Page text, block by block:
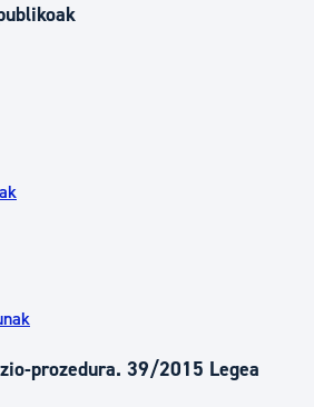
prozedura. 39/2015 Legea